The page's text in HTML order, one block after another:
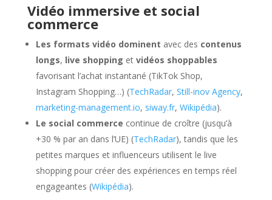
Vidéo immersive et social
commerce
Les formats vidéo dominent avec des contenus
longs, live shopping et vidéos shoppables
favorisant l’achat instantané (TikTok Shop,
Instagram Shopping…) (TechRadar, Still-inov Agency,
marketing-management.io, siway.fr, Wikipédia).
Le social commerce continue de croître (jusqu’à
+30 % par an dans l’UE) (TechRadar), tandis que les
petites marques et influenceurs utilisent le live
shopping pour créer des expériences en temps réel
engageantes (Wikipédia).